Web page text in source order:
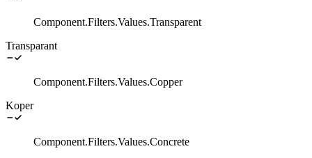
Component.Filters.Values.Transparent
Transparant
Component.Filters.Values.Copper
Koper
Component.Filters.Values.Concrete